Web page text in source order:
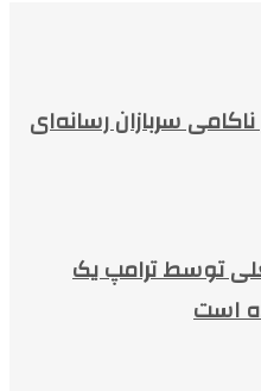
سربازان رسانه‌ای
توسط ترامپ یک
است